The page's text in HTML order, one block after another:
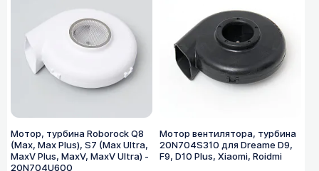
Мотор, турбина Roborock Q8
(Max, Max Plus), S7 (Max Ultra,
MaxV Plus, MaxV, MaxV Ultra) -
20N704U600
Мотор вентилятора, турбина
20N704S310 для Dreame D9,
F9, D10 Plus, Xiaomi, Roidmi